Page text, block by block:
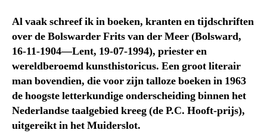
Al vaak schreef ik in boeken, kranten en tijdschriften
over de Bolswarder Frits van der Meer (Bolsward,
16-11-1904—Lent, 19-07-1994), priester en
wereldberoemd kunsthistoricus. Een groot literair
man bovendien, die voor zijn talloze boeken in 1963
de hoogste letterkundige onderscheiding binnen het
Nederlandse taalgebied kreeg (de P.C. Hooft-prijs),
uitgereikt in het Muiderslot.